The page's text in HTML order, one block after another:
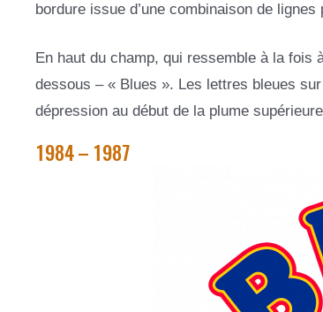
bordure issue d’une combinaison de lignes
En haut du champ, qui ressemble à la fois
dessous – « Blues ». Les lettres bleues
dépression au début de la plume
1984 – 1987